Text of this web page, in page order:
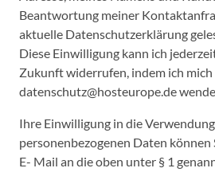
Beantwortung meiner
aktuelle Datenschutzerklärung
Diese Einwilligung kann ich
Zukunft widerrufen, indem ich mich
datenschutz@hosteurope.de
Ihre Einwilligung in die
personenbezogenen Daten
E- Mail an die oben unter § 1